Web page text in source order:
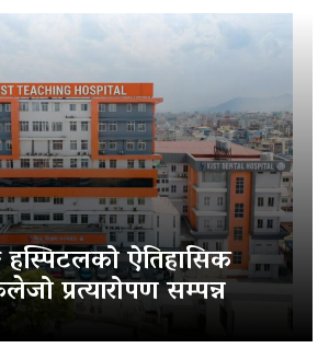
हस्पिटलको ऐतिहासिक
प्रत्यारोपण सम्पन्न